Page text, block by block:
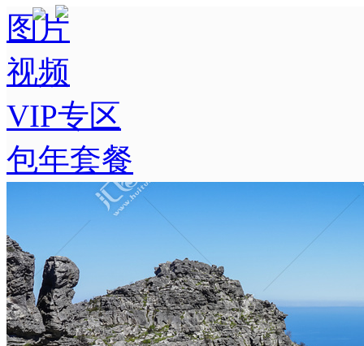
图片
视频
VIP专区
包年套餐